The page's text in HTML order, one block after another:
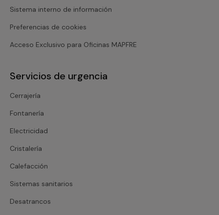
Sistema interno de información
Preferencias de cookies
Acceso Exclusivo para Oficinas MAPFRE
Servicios de urgencia
Cerrajería
Fontanería
Electricidad
Cristalería
Calefacción
Sistemas sanitarios
Desatrancos